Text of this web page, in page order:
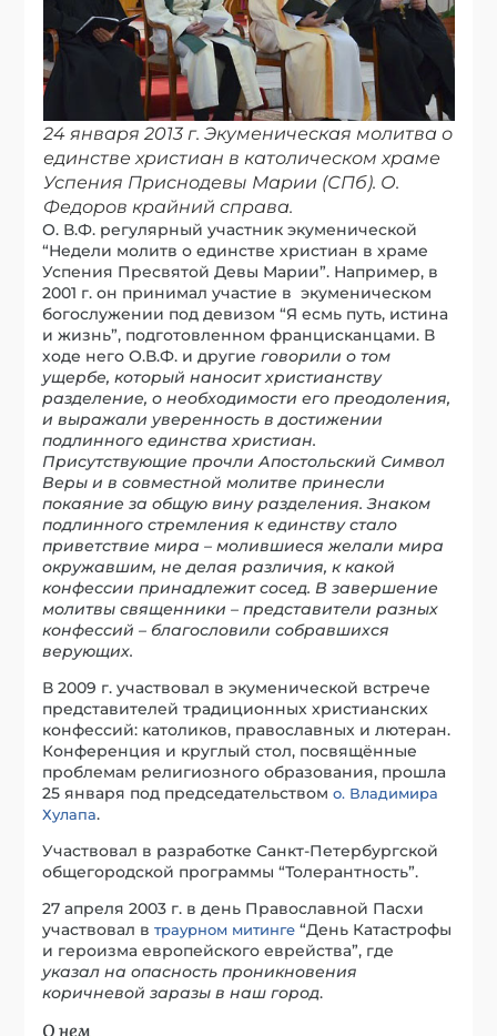
24 января 2013 г. Экуменическая молитва о
единстве христиан в католическом храме
Успения Приснодевы Марии (СПб). О.
Федоров крайний справа.
О. В.Ф. регулярный участник экуменической
“Недели молитв о единстве христиан в храме
Успения Пресвятой Девы Марии”. Например, в
2001 г. он принимал участие в экуменическом
богослужении под девизом “Я есмь путь, истина
и жизнь”, подготовленном францисканцами. В
ходе него О.В.Ф. и другиеговорили о том
ущербе, который наносит христианству
разделение, о необходимости его преодоления,
и выражали уверенность в достижении
подлинного единства христиан.
Присутствующие прочли Апостольский Символ
Веры и в совместной молитве принесли
покаяние за общую вину разделения. Знаком
подлинного стремления к единству стало
приветствие мира – молившиеся желали мира
окружавшим, не делая различия, к какой
конфессии принадлежит сосед. В завершение
молитвы священники – представители разных
конфессий – благословили собравшихся
верующих.
В 2009 г. участвовал в экуменической встрече
представителей традиционных христианских
конфессий: католиков, православных и лютеран.
Конференция и круглый стол, посвящённые
проблемам религиозного образования, прошла
25 января под председательствомо. Владимира
Хулапа.
Участвовал в разработке Санкт-Петербургской
общегородской программы “Толерантность”.
27 апреля 2003 г. в день Православной Пасхи
участвовал втраурном митинге “День Катастрофы
и героизма европейского еврейства”, где
указал на опасность проникновения
коричневой заразы в наш город.
О нем